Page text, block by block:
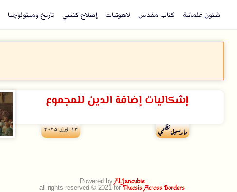
شئون علمانية كتاب مقدس لاهوتيات إصلاح كنسي تاريخ وميثولوچيا
إشكاليات إضافة الدين للمجموع
مارسيل نظمي ۱۳ فبراير ۲۰۲۵
Powered byAl.Janoubie
all rights reserved © 2021 forTheosis Across Borders